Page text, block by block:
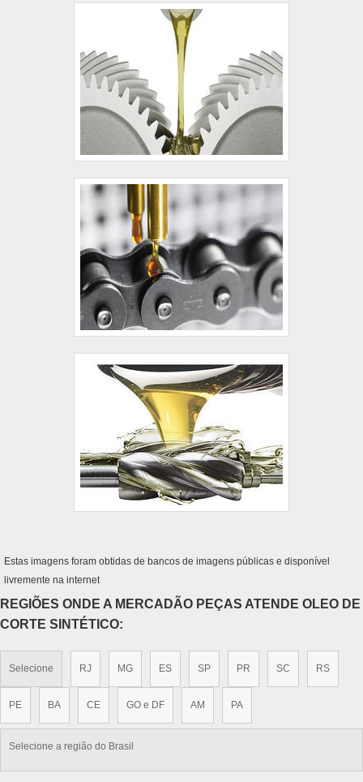
Estas imagens foram obtidas de bancos de imagens públicas e disponível
livremente na internet
REGIÕES ONDE A MERCADÃO PEÇAS ATENDE OLEO DE
CORTE SINTÉTICO:
Selecione RJ MG ES SP PR SC RS
PE BA CE GO e DF AM PA
Selecione a região do Brasil